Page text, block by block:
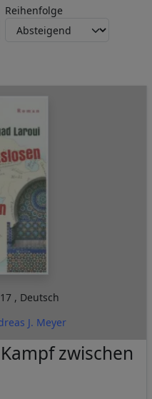
Reihenfolge
, Deutsch
J. Meyer
zwischen